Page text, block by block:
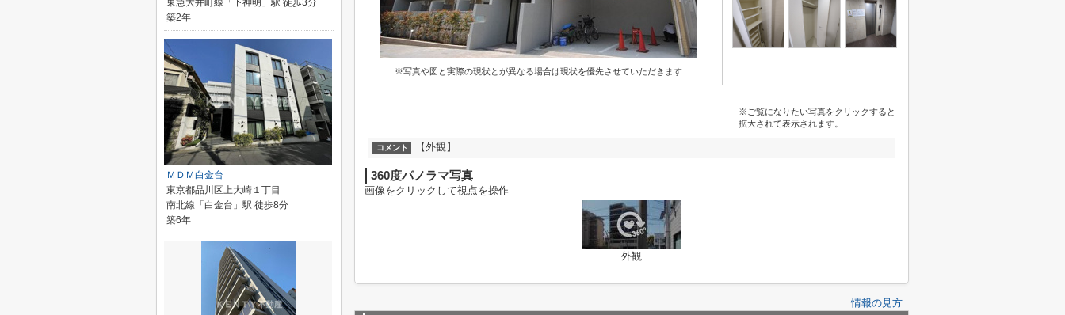
※写真や図と実際の現状とが異なる場合は現状を優先させていただきます
※ご覧になりたい写真をクリックすると
拡大されて表示されます。
コメント 【外観】
360度パノラマ写真
画像をクリックして視点を操作
外観
情報の見方
東急大井町線「下神明」駅 徒歩3分
築2年
ＭＤＭ白金台
東京都品川区上大崎１丁目
南北線「白金台」駅 徒歩8分
築6年